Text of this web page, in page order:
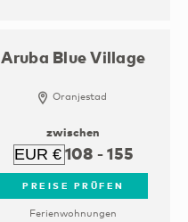
Aruba Blue Village
Oranjestad
zwischen
108 -155
PREISE PRÜFEN
Ferienwohnungen